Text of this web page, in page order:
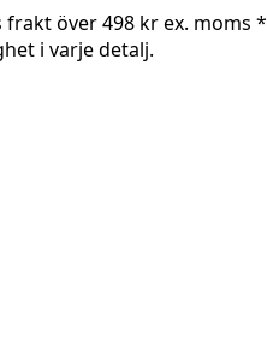
över 498 kr ex. moms *
i varje detalj.